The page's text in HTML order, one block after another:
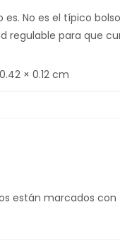
es. No es el típico
regulable para que
× 0.12 cm
están marcados con